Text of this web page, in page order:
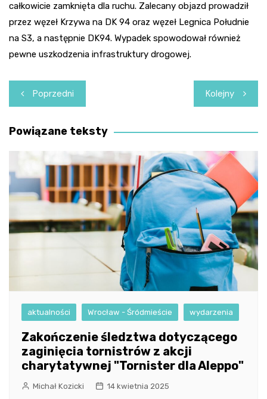
całkowicie zamknięta dla ruchu. Zalecany objazd prowadził
przez węzeł Krzywa na DK 94 oraz węzeł Legnica Południe
na S3, a następnie DK94. Wypadek spowodował również
pewne uszkodzenia infrastruktury drogowej.
Nawigacja
wpisu
Poprzedni Kolejny
Powiązane teksty
aktualności Wrocław - Śródmieście wydarzenia
Zakończenie śledztwa dotyczącego
zaginięcia tornistrów z akcji
charytatywnej "Tornister dla Aleppo"
Michał Kozicki 14 kwietnia 2025